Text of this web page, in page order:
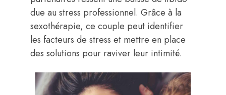
due au stress professionnel. Grâce à la
sexothérapie, ce couple peut identifier
les facteurs de stress et mettre en place
des solutions pour raviver leur intimité.